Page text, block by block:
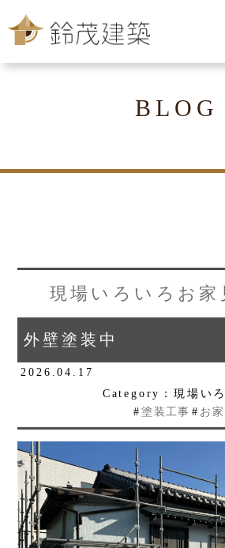
BLOG
現場いろいろお家
外壁塗装中
2026.04.17
Category：現場い
# 塗装工事 # お